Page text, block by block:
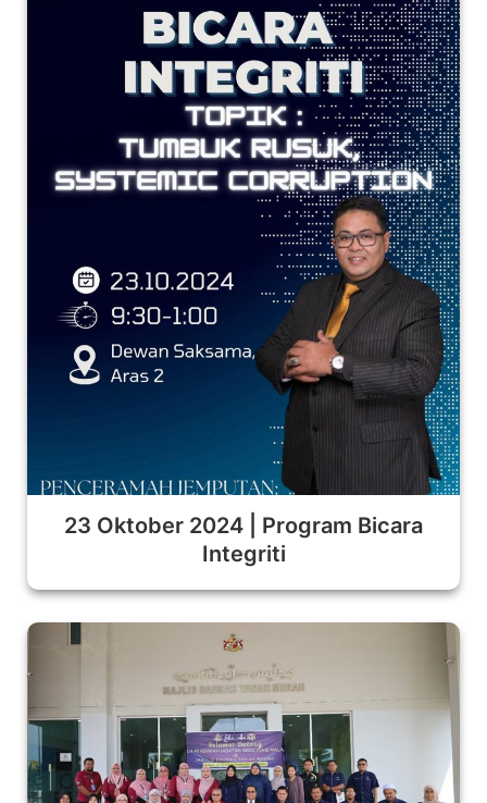
23 Oktober 2024 | Program Bicara
Integriti